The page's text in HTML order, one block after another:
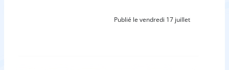
Publié le vendredi 17 juillet